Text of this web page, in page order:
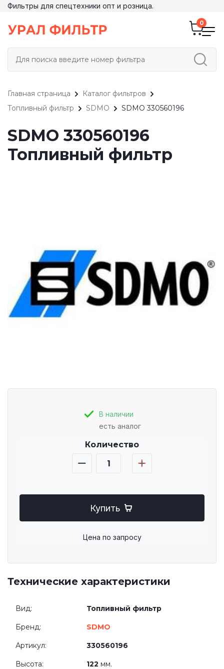
Фильтры для спецтехники опт и розница.
Главная страница
Каталог фильтров
Топливный фильтр
SDMO SDMO 330560196
SDMO 330560196
Топливный фильтр
В наличии
есть аналог
Количество
Купить
Цена по запросу
Технические характеристики
Вид: Топливный фильтр
Бренд: SDMO
Артикул: 330560196
Высота: 122 мм.